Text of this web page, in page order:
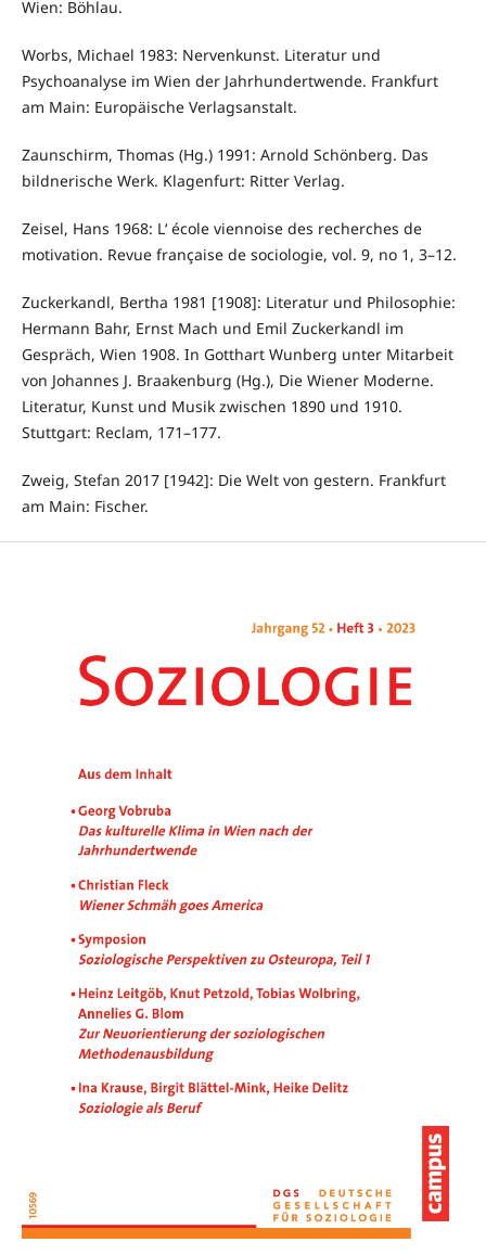
Wien: Böhlau.
Worbs, Michael 1983: Nervenkunst. Literatur und
Psychoanalyse im Wien der Jahrhundertwende. Frankfurt
am Main: Europäische Verlagsanstalt.
Zaunschirm, Thomas (Hg.) 1991: Arnold Schönberg. Das
bildnerische Werk. Klagenfurt: Ritter Verlag.
Zeisel, Hans 1968: L‘ école viennoise des recherches de
motivation. Revue française de sociologie, vol. 9, no 1, 3–12.
Zuckerkandl, Bertha 1981 [1908]: Literatur und Philosophie:
Hermann Bahr, Ernst Mach und Emil Zuckerkandl im
Gespräch, Wien 1908. In Gotthart Wunberg unter Mitarbeit
von Johannes J. Braakenburg (Hg.), Die Wiener Moderne.
Literatur, Kunst und Musik zwischen 1890 und 1910.
Stuttgart: Reclam, 171–177.
Zweig, Stefan 2017 [1942]: Die Welt von gestern. Frankfurt
am Main: Fischer.